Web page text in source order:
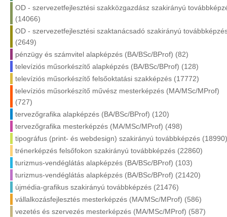
OD - szervezetfejlesztési szakközgazdász szakirányú
(14066)
OD - szervezetfejlesztési szaktanácsadó szakirányú
(2649)
pénzügy és számvitel alapképzés (BA/BSc/BProf) (82)
televíziós műsorkészítő alapképzés (BA/BSc/BProf) (128)
televíziós műsorkészítő felsőoktatási szakképzés (17772)
televíziós műsorkészítő művész mesterképzés (MA/MSc/MProf)
(727)
tervezőgrafika alapképzés (BA/BSc/BProf) (120)
tervezőgrafika mesterképzés (MA/MSc/MProf) (498)
tipográfus (print- és webdesign) szakirányú továbbképzés (18990)
trénerképzés felsőfokon szakirányú továbbképzés (22860)
turizmus-vendéglátás alapképzés (BA/BSc/BProf) (103)
turizmus-vendéglátás alapképzés (BA/BSc/BProf) (21420)
újmédia-grafikus szakirányú továbbképzés (21476)
vállalkozásfejlesztés mesterképzés (MA/MSc/MProf) (586)
vezetés és szervezés mesterképzés (MA/MSc/MProf) (587)